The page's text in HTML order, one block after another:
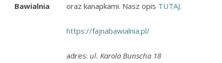
Bawialnia
oraz kanapkami. Nasz opis TUTAJ.
https://fajnabawialnia.pl/
adres: ul. Karola Bunscha 18